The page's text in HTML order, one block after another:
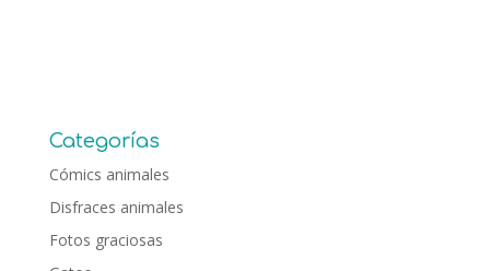
Categorías
Cómics animales
Disfraces animales
Fotos graciosas